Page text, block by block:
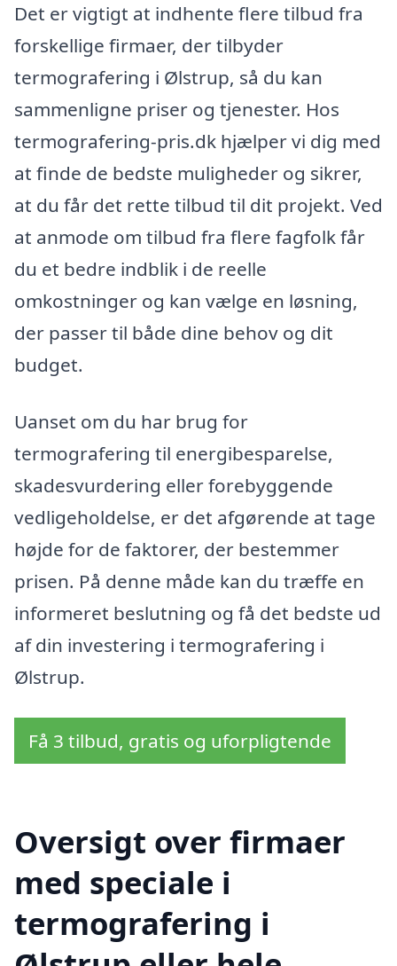
Det er vigtigt at indhente flere tilbud fra
forskellige firmaer, der tilbyder
termografering i Ølstrup, så du kan
sammenligne priser og tjenester. Hos
termografering-pris.dk hjælper vi dig med
at finde de bedste muligheder og sikrer,
at du får det rette tilbud til dit projekt. Ved
at anmode om tilbud fra flere fagfolk får
du et bedre indblik i de reelle
omkostninger og kan vælge en løsning,
der passer til både dine behov og dit
budget.
Uanset om du har brug for
termografering til energibesparelse,
skadesvurdering eller forebyggende
vedligeholdelse, er det afgørende at tage
højde for de faktorer, der bestemmer
prisen. På denne måde kan du træffe en
informeret beslutning og få det bedste ud
af din investering i termografering i
Ølstrup.
Få 3 tilbud, gratis og uforpligtende
Oversigt over firmaer
med speciale i
termografering i